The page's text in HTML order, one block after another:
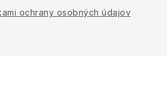
ochrany osobných údajov